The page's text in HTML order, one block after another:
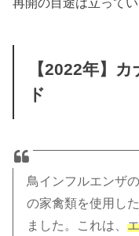
【2022年】
ド
鳥インフルエンザ
の家禽類を使用し
ました。これは、